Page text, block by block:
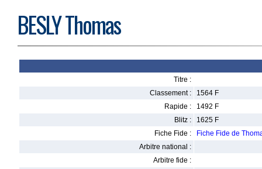
BESLY Thomas
Titre :
Classement :
1564 F
Rapide :
1492 F
Blitz :
1625 F
Fiche Fide :
Fiche Fide de
Arbitre national :
Arbitre fide :